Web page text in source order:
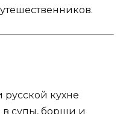
кухне
в супы, борщи и